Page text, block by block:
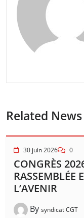
Related News
30 juin 2026 0
CONGRÈS
RASSEMBLÉE
L’AVENIR
By syndicat CGT